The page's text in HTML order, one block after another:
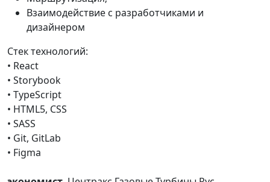
Взаимодействие с разработчиками и
дизайнером
Стек технологий:
• React
• Storybook
• TypeScript
• HTML5, CSS
• SASS
• Git, GitLab
• Figma